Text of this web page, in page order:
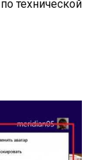
технической